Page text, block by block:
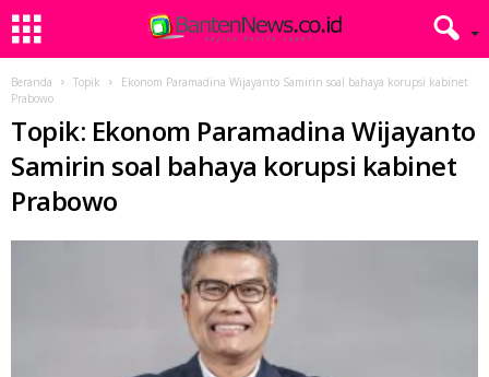
Beranda Topik
Ekonom Paramadina Wijayanto Samirin soal bahaya korupsi kabinet
Prabowo
Topik: Ekonom Paramadina Wijayanto
Samirin soal bahaya korupsi kabinet
Prabowo